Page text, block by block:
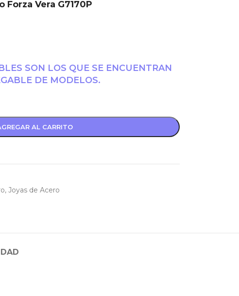
Vera G7170P
SON LOS QUE SE ENCUENTRAN
DE MODELOS.
AL CARRITO
, Joyas de Acero